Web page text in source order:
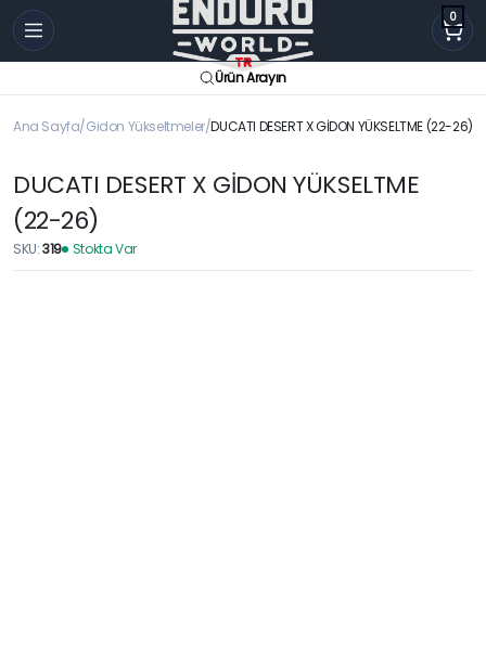
0
Ürün Arayın
Ana Sayfa Gidon Yükseltmeler DUCATI DESERT X GİDON YÜKSELTME (22-26)
DUCATI DESERT X GİDON YÜKSELTME
(22-26)
SKU:319 Stokta Var